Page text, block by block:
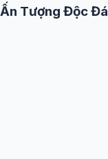
Tượng Độc